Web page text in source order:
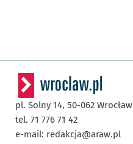
pl. Solny 14, 50-062 Wrocław
tel. 71 776 71 42
e-mail: redakcja@araw.pl